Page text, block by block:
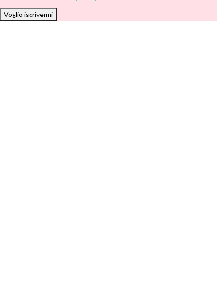
Voglio iscrivermi